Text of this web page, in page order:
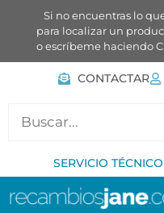
Si no encuentras lo
para localizar un
o escríbeme haciendo
CONTACTAR
SERVICIO